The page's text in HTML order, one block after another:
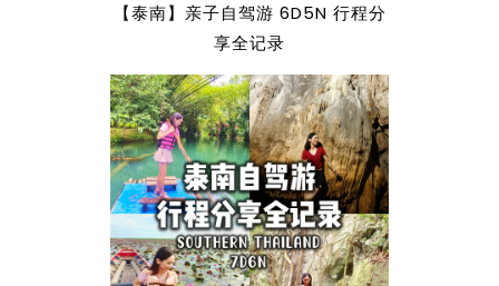
【泰南】亲子自驾游 6D5N 行程分
享全记录